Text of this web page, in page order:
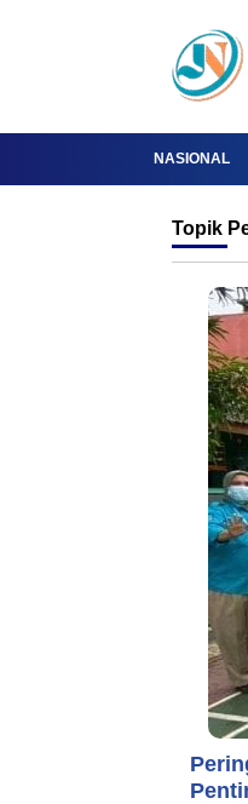
NASIONAL
Topik